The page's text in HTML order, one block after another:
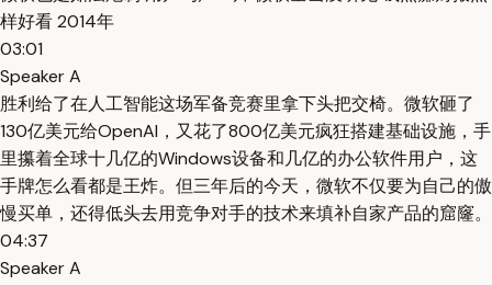
样好看 2014年
03:01
Speaker A
胜利给了在人工智能这场军备竞赛里拿下头把交椅。微软砸了
130亿美元给OpenAI，又花了800亿美元疯狂搭建基础设施，手
里攥着全球十几亿的Windows设备和几亿的办公软件用户，这
手牌怎么看都是王炸。但三年后的今天，微软不仅要为自己的傲
慢买单，还得低头去用竞争对手的技术来填补自家产品的窟窿。
04:37
Speaker A